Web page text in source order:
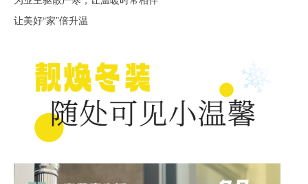
让美好“家”倍升温